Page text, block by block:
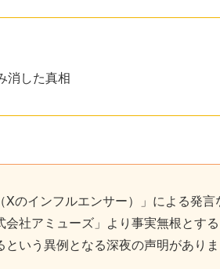
消した真相
のインフルエンサー）」による発言
社アミューズ」より事実無根とす
いう異例となる深夜の声明がありま